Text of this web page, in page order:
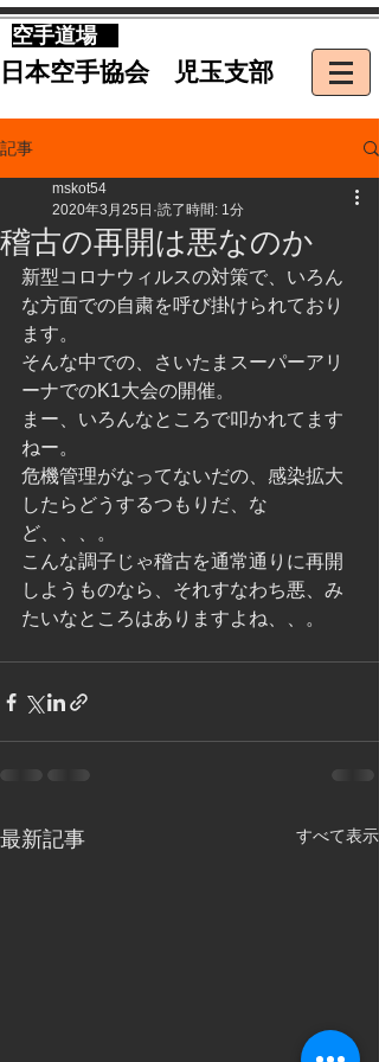
​空手道場
​日本空手協会 児玉支部
記事
稽古の再開は悪なのか
mskot54
2020年3月25日 読了時間: 1分
新型コロナウィルスの対策で、いろん
な方面での自粛を呼び掛けられており
ます。
そんな中での、さいたまスーパーアリ
ーナでのK1大会の開催。
まー、いろんなところで叩かれてます
ねー。
危機管理がなってないだの、感染拡大
したらどうするつもりだ、な
ど、、、。
こんな調子じゃ稽古を通常通りに再開
しようものなら、それすなわち悪、み
たいなところはありますよね、、。
最新記事 すべて表示